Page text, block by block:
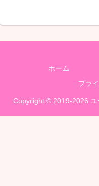
ホーム
プラ
Copyright © 2019-2026 ユ